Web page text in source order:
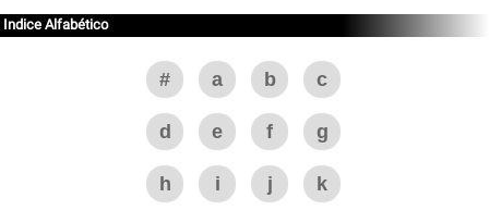
Indice Alfabético
# a b c
d e f g
h i j k